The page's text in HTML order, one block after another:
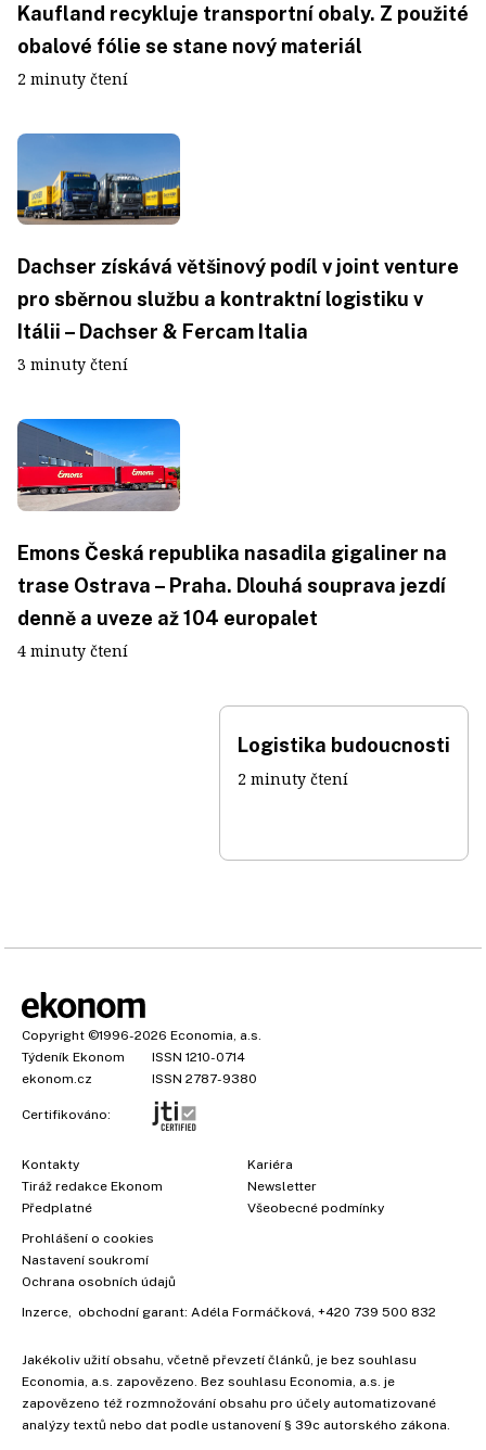
Kaufland recykluje transportní obaly. Z použité
obalové fólie se stane nový materiál
2 minuty čtení
Dachser získává většinový podíl v joint venture
pro sběrnou službu a kontraktní logistiku v
Itálii – Dachser & Fercam Italia
3 minuty čtení
Emons Česká republika nasadila gigaliner na
trase Ostrava – Praha. Dlouhá souprava jezdí
denně a uveze až 104 europalet
4 minuty čtení
Logistika budoucnosti
2 minuty čtení
Copyright ©1996-2026 Economia, a.s.
Týdeník Ekonom
ISSN 1210-0714
ekonom.cz
ISSN 2787-9380
Certifikováno:
Kontakty
Tiráž redakce Ekonom
Předplatné
Kariéra
Newsletter
Všeobecné podmínky
Prohlášení o cookies
Nastavení soukromí
Ochrana osobních údajů
Inzerce , obchodní garant: Adéla Formáčková +420 739 500 832
Jakékoliv užití obsahu, včetně převzetí článků, je bez souhlasu
Economia, a.s. zapovězeno. Bez souhlasu Economia, a.s. je
zapovězeno též rozmnožování obsahu pro účely automatizované
analýzy textů nebo dat podle ustanovení § 39c autorského zákona.